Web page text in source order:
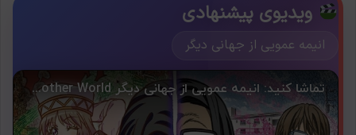
ویدیوی پیشنهادی
انیمه عمویی از جهانی دیگر